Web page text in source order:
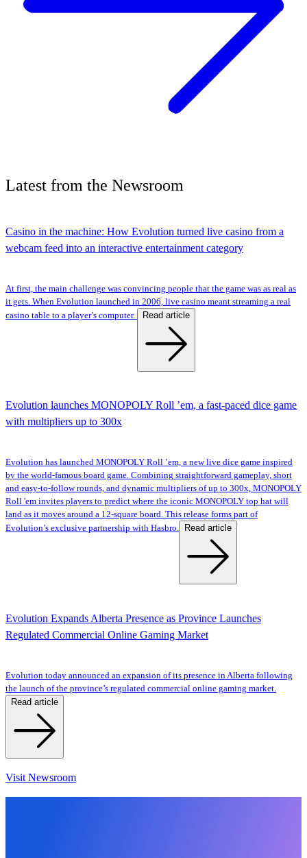
Latest from the Newsroom
Casino in the machine: How Evolution turned live casino from a
webcam feed into an interactive entertainment category
At first, the main challenge was convincing people that the game was as real as
it gets. When Evolution launched in 2006, live casino meant streaming a real
casino table to a player’s computer.
Read article
Evolution launches MONOPOLY Roll ’em, a fast-paced dice game
with multipliers up to 300x
Evolution has launched MONOPOLY Roll ’em, a new live dice game inspired
by the world-famous board game. Combining straightforward gameplay, short
and easy-to-follow rounds, and dynamic multipliers of up to 300x, MONOPOLY
Roll 'em invites players to predict where the iconic MONOPOLY top hat will
land as it moves around a 12-square board. This release forms part of
Evolution’s exclusive partnership with Hasbro.
Read article
Evolution Expands Alberta Presence as Province Launches
Regulated Commercial Online Gaming Market
Evolution today announced an expansion of its presence in Alberta following
the launch of the province’s regulated commercial online gaming market.
Read article
Visit Newsroom